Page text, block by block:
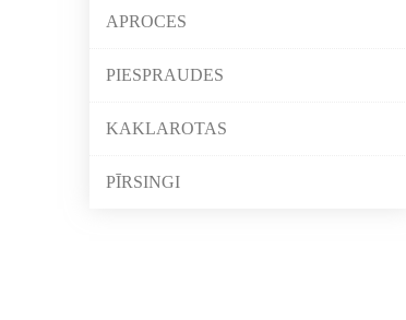
APROCES
PIESPRAUDES
KAKLAROTAS
PĪRSINGI